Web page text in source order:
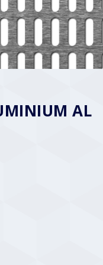
AL